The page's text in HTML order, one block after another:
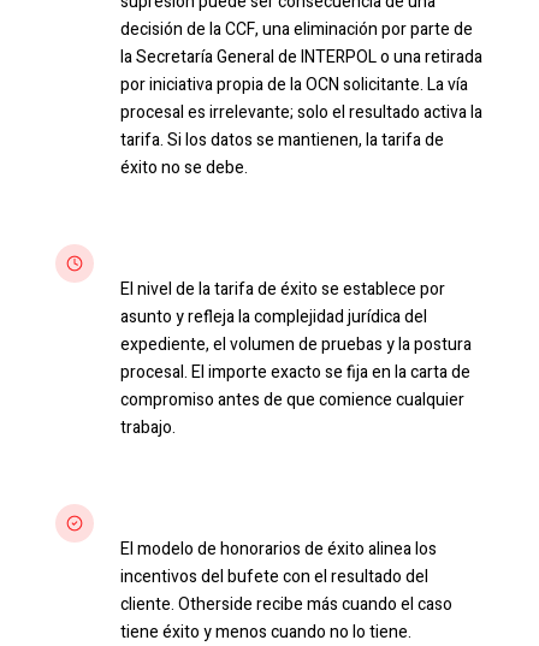
decisión de la CCF, una eliminación por parte de
la Secretaría General de INTERPOL o una retirada
por iniciativa propia de la OCN solicitante. La vía
procesal es irrelevante; solo el resultado activa la
tarifa. Si los datos se mantienen, la tarifa de
éxito no se debe.
El nivel de la tarifa de éxito se establece por
asunto y refleja la complejidad jurídica del
expediente, el volumen de pruebas y la postura
procesal. El importe exacto se fija en la carta de
compromiso antes de que comience cualquier
trabajo.
El modelo de honorarios de éxito alinea los
incentivos del bufete con el resultado del
cliente. Otherside recibe más cuando el caso
tiene éxito y menos cuando no lo tiene.